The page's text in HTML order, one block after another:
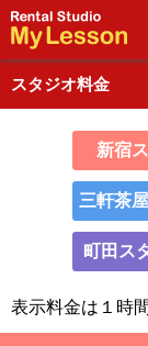
スタジオ料金
新宿
三軒茶
町田ス
表示料金は１時